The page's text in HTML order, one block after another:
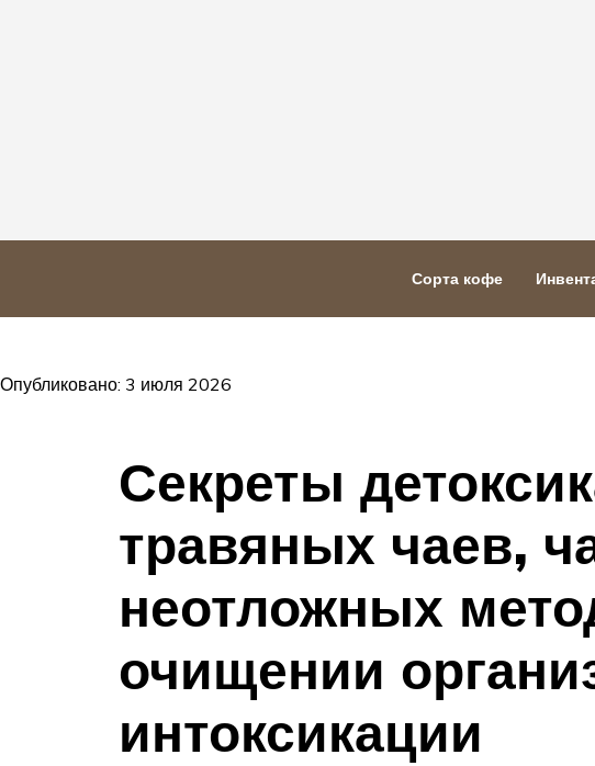
Сорта кофе
Опубликовано: 3 июля 2026
Секреты
травяных чаев,
неотложных
очищении
интоксикации